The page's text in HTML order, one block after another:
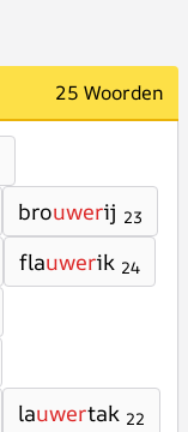
25 Woorden
brouwerij 23
flauwerik 24
lauwertak 22